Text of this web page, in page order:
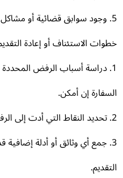
الاستئناف أو إعادة التقديم:
1. دراسة أسباب الرفض
إن أمكن.
3. جمع أي وثائق أو أدلة إضافية